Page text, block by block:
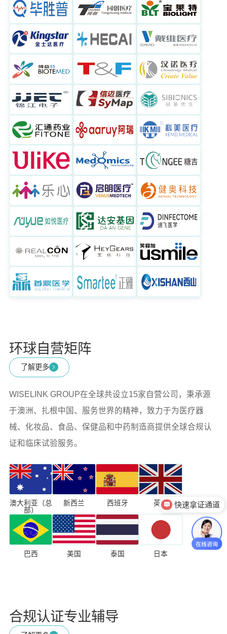
环球自营矩阵
了解更多
WISELINK GROUP在全球共设立15家自营公司，秉承源
于澳洲、扎根中国、服务世界的精神，致力于为医疗器
械、化妆品、食品、保健品和中药制造商提供全球合规认
证和临床试验服务。
澳大利亚（总
部）
新西兰 西班牙 英国
巴西 美国 泰国 日本
合规认证专业辅导
快速拿证通道